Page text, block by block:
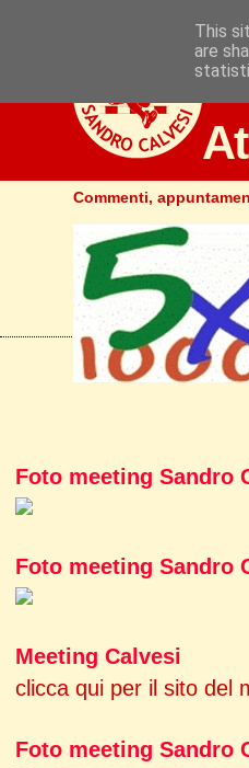
Commenti,
Foto meeting Sandro
Foto meeting Sandro
Meeting Calvesi
clicca qui per il sito del
Foto meeting Sandro
This
are